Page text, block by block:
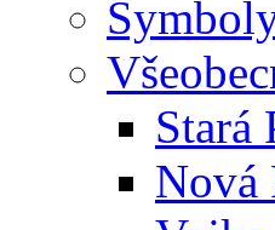
Stará
Nová